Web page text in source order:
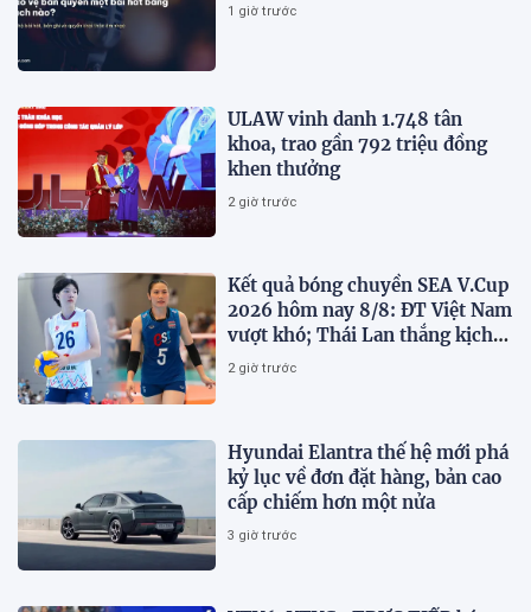
1 giờ trước
ULAW vinh danh 1.748 tân
khoa, trao gần 792 triệu đồng
khen thưởng
2 giờ trước
Kết quả bóng chuyền SEA V.Cup
2026 hôm nay 8/8: ĐT Việt Nam
vượt khó; Thái Lan thắng kịch
tính
2 giờ trước
Hyundai Elantra thế hệ mới phá
kỷ lục về đơn đặt hàng, bản cao
cấp chiếm hơn một nửa
3 giờ trước